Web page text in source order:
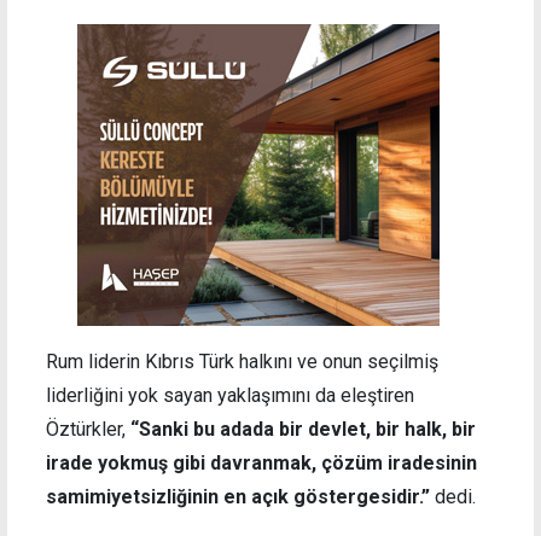
Rum liderin Kıbrıs Türk halkını ve onun seçilmiş
liderliğini yok sayan yaklaşımını da eleştiren
Öztürkler, “Sanki bu adada bir devlet, bir halk, bir
irade yokmuş gibi davranmak, çözüm iradesinin
samimiyetsizliğinin en açık göstergesidir.” dedi.